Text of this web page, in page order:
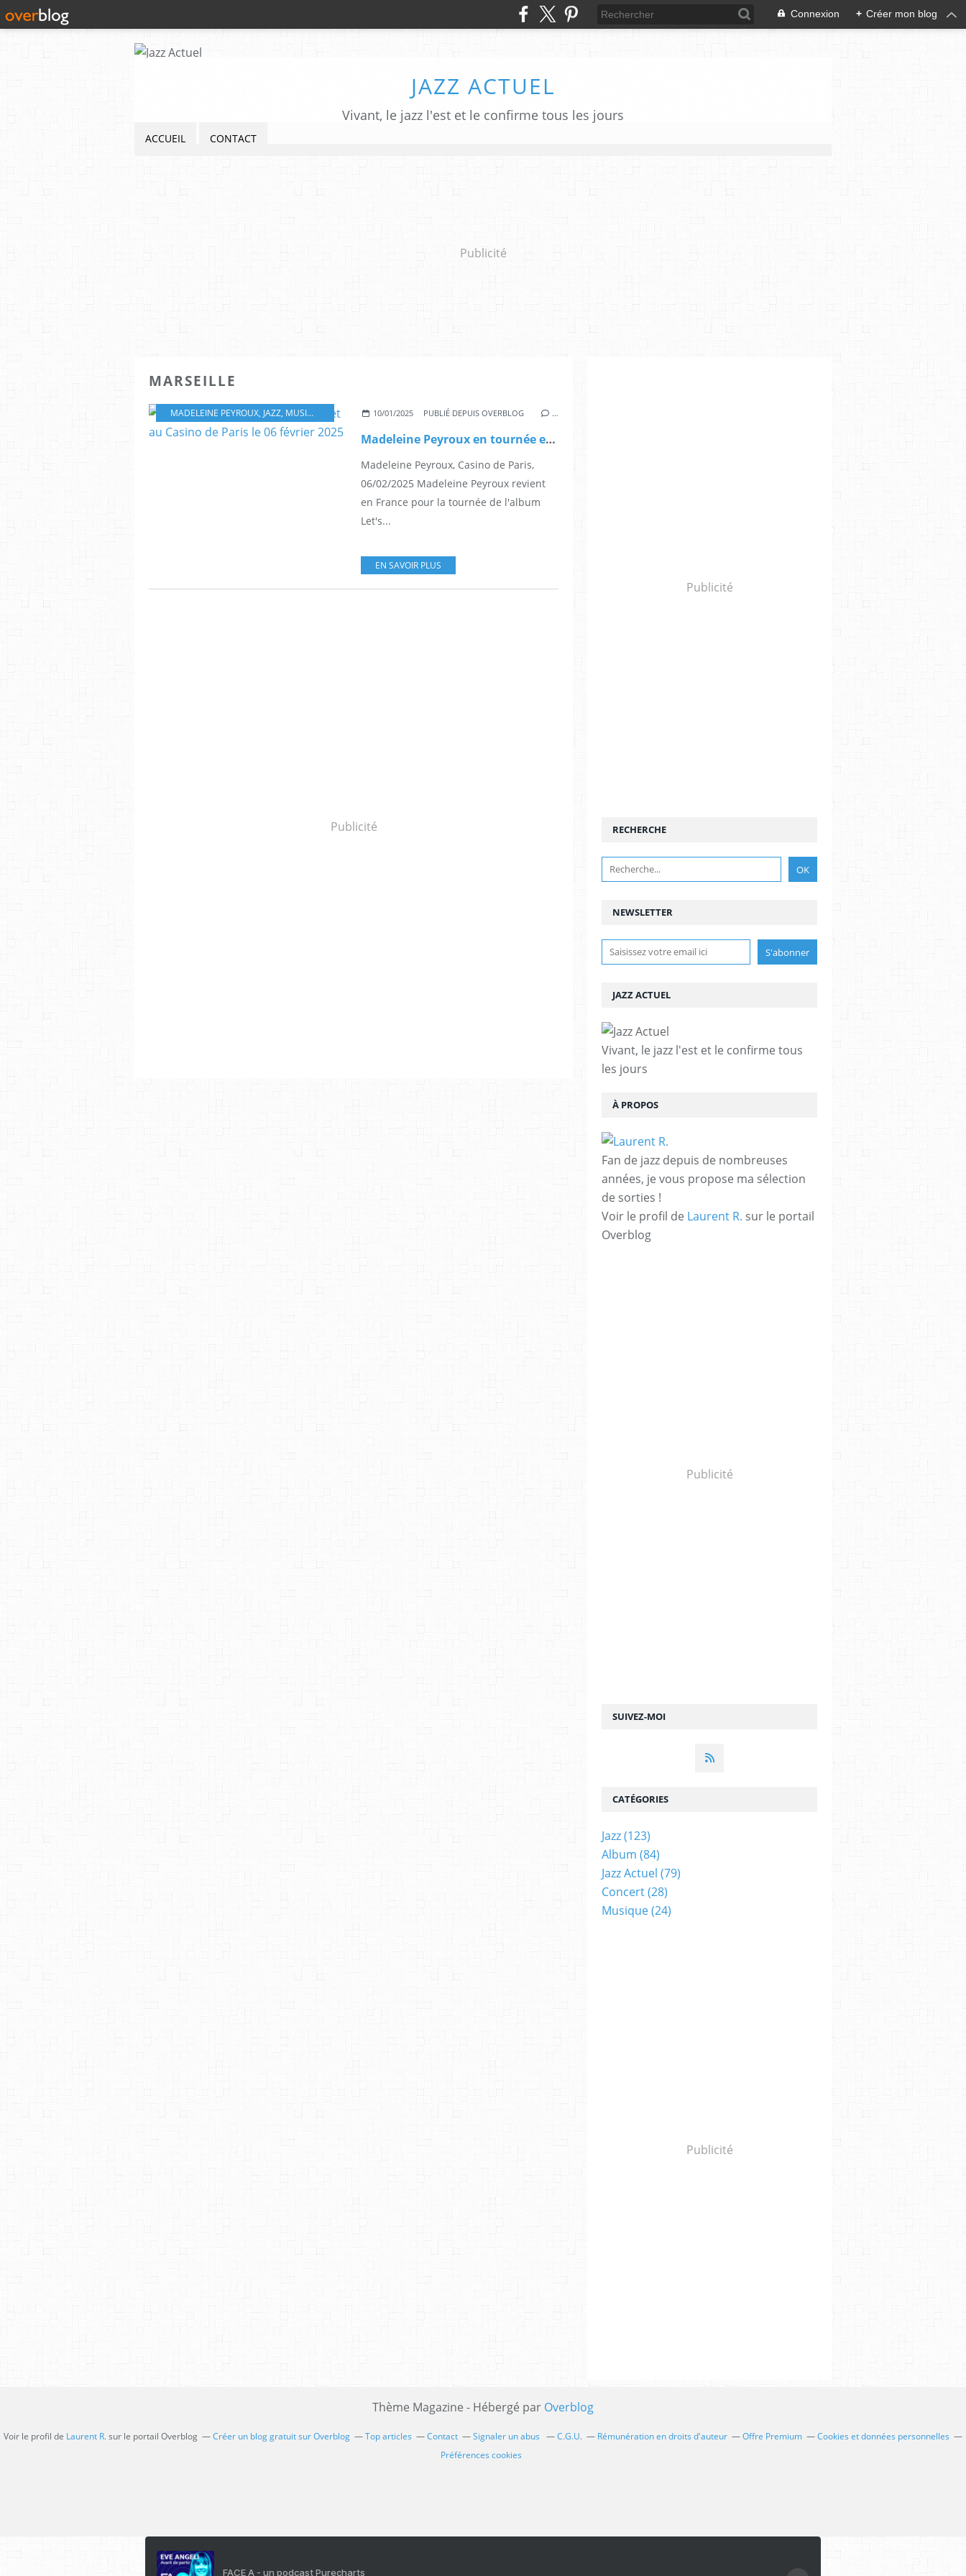
Connexion + Créer mon blog
JAZZ ACTUEL
Vivant, le jazz l'est et le confirme tous les jours
ACCUEIL CONTACT
Publicité
MARSEILLE
MADELEINE PEYROUX, JAZZ, MUSIQUE ALBUM ,LETS WALK,GERARD DROUOT PRODUCTIONS, CASINO DE PARIS
10/01/2025 PUBLIÉ DEPUIS OVERBLOG …
Madeleine Peyroux en tournée et au Casino de Paris le 06 février 2025
Madeleine Peyroux, Casino de Paris,
06/02/2025 Madeleine Peyroux revient
en France pour la tournée de l'album
Let's...
EN SAVOIR PLUS
Publicité
Publicité
NEWSLETTER
SUIVEZ-MOI
RECHERCHE
JAZZ ACTUEL
Vivant, le jazz l'est et le confirme tous
les jours
À PROPOS
Fan de jazz depuis de nombreuses
années, je vous propose ma sélection
de sorties !
Voir le profil de Laurent R. sur le portail
Overblog
Publicité
CATÉGORIES
Jazz(123)
Album (84)
Jazz Actuel (79)
Concert(28)
Musique(24)
Publicité
Thème Magazine - Hébergé par Overblog
Voir le profil de Laurent R.sur le portail Overblog Créer un blog gratuit sur Overblog Top articles Contact Signaler un abus C.G.U. Rémunération en droits d'auteur Offre Premium
Cookies et données personnelles
Préférences cookies
FACE A - un podcast Purecharts